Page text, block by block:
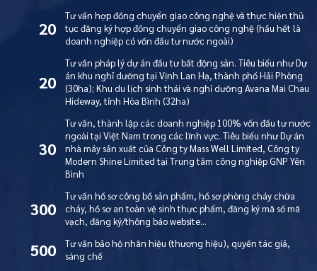
20
Tư vấn hợp đồng chuyển giao công nghệ và thực hiện thủ
tục đăng ký hợp đồng chuyển giao công nghệ (hầu hết là
doanh nghiệp có vốn đầu tư nước ngoài)
20
Tư vấn pháp lý dự án đầu tư bất động sản. Tiêu biểu như Dự
án khu nghỉ dưỡng tại Vịnh Lan Hạ, thành phố Hải Phòng
(30ha); Khu du lịch sinh thái và nghỉ dưỡng Avana Mai Chau
Hideway, tỉnh Hòa Bình (32ha)
30
Tư vấn, thành lập các doanh nghiệp 100% vốn đầu tư nước
ngoài tại Việt Nam trong các lĩnh vực. Tiêu biểu như Dự án
nhà máy sản xuất của Công ty Mass Well Limited, Công ty
Modern Shine Limited tại Trung tâm công nghiệp GNP Yên
Bình
300
Tư vấn hồ sơ công bố sản phẩm, hồ sơ phòng cháy chữa
cháy, hồ sơ an toàn vệ sinh thực phẩm, đăng ký mã số mã
vạch, đăng ký/thông báo website…
500
Tư vấn bảo hộ nhãn hiệu (thương hiệu), quyền tác giả,
sáng chế